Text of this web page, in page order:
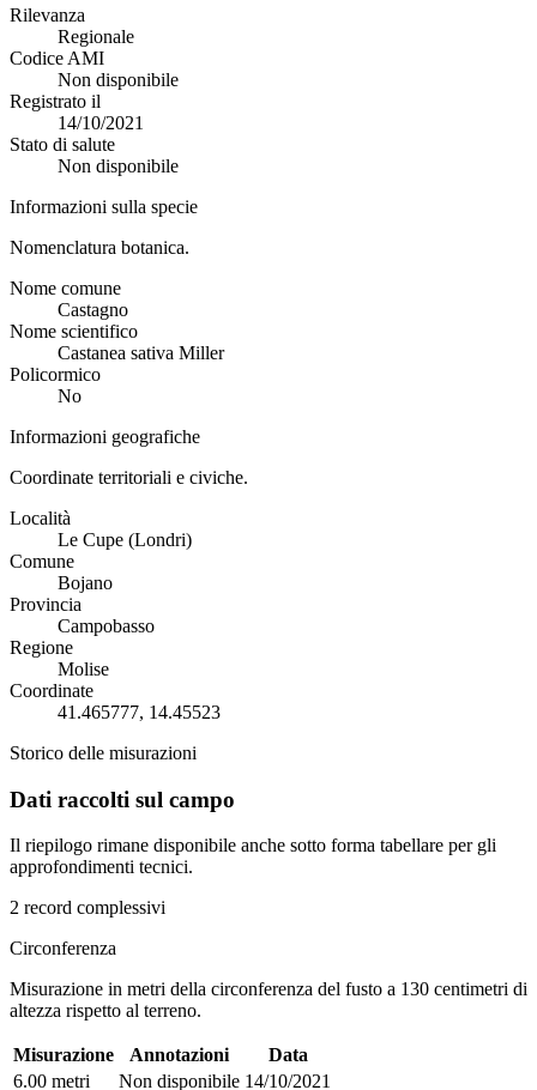
Rilevanza
Regionale
Codice AMI
Non disponibile
Registrato il
14/10/2021
Stato di salute
Non disponibile
Informazioni sulla specie
Nomenclatura botanica.
Nome comune
Castagno
Nome scientifico
Castanea sativa Miller
Policormico
No
Informazioni geografiche
Coordinate territoriali e civiche.
Località
Le Cupe (Londri)
Comune
Bojano
Provincia
Campobasso
Regione
Molise
Coordinate
41.465777, 14.45523
Storico delle misurazioni
Dati raccolti sul campo
Il riepilogo rimane disponibile anche sotto forma tabellare per gli
approfondimenti tecnici.
2 record complessivi
Circonferenza
Misurazione in metri della circonferenza del fusto a 130 centimetri di
altezza rispetto al terreno.
Misurazione Annotazioni
Data
6.00 metri
Non disponibile 14/10/2021